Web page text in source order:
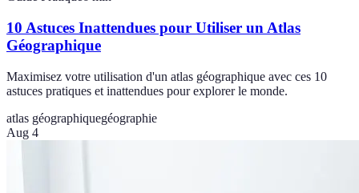
10 Astuces Inattendues pour Utiliser un Atlas
Géographique
Maximisez votre utilisation d'un atlas géographique avec ces 10
astuces pratiques et inattendues pour explorer le monde.
atlas géographiquegéographie
Aug 4